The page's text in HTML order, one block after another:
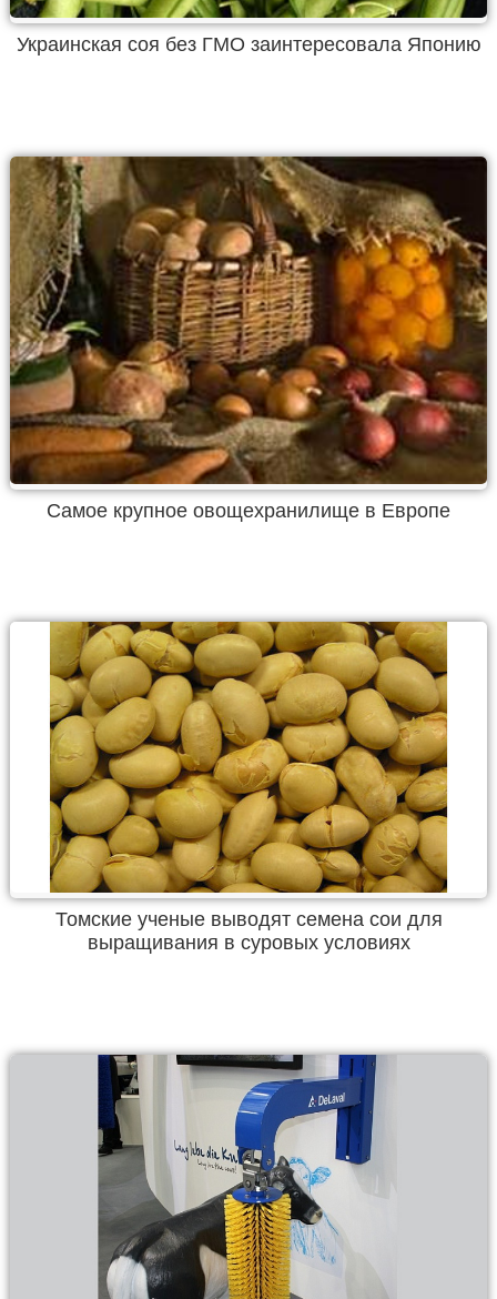
Украинская соя без ГМО заинтересовала Японию
Самое крупное овощехранилище в Европе
Томские ученые выводят семена сои для
выращивания в суровых условиях